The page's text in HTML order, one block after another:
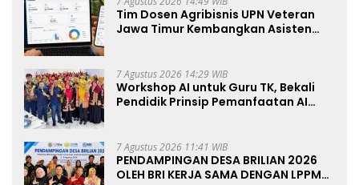
Tim Dosen Agribisnis UPN Veteran
Jawa Timur Kembangkan Asisten
7 Agustus 2026 14:29 WIB
Workshop AI untuk Guru TK, Bekali
Pendidik Prinsip Pemanfaatan AI
7 Agustus 2026 11:41 WIB
PENDAMPINGAN DESA BRILIAN 2026
OLEH BRI KERJA SAMA DENGAN LPPM